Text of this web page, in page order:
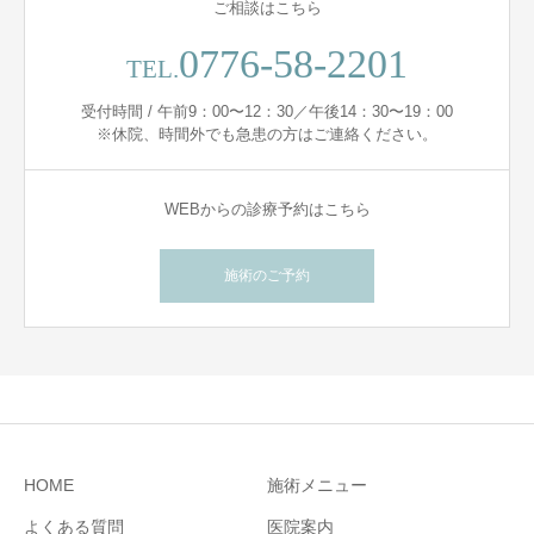
ご相談はこちら
TEL.0776-58-2201
受付時間 / 午前9：00〜12：30／午後14：30〜19：00
※休院、時間外でも急患の方はご連絡ください。
WEBからの診療予約はこちら
施術のご予約
HOME 施術メニュー
よくある質問 医院案内